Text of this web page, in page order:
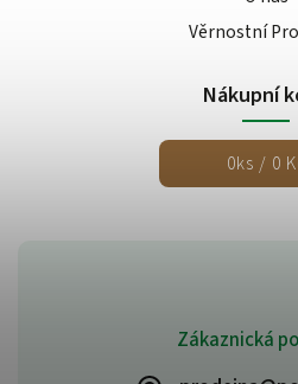
Zákaznická
Věrnostní
Nákupní
0ks / 0